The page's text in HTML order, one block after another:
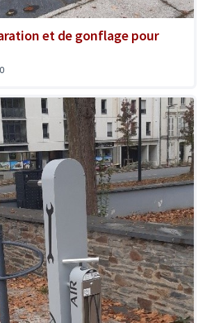
et de gonflage pour
0